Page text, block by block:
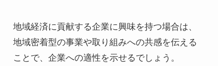
地域経済に貢献する企業に興味を持つ場合は、
地域密着型の事業や取り組みへの共感を伝える
ことで、企業への適性を示せるでしょう。